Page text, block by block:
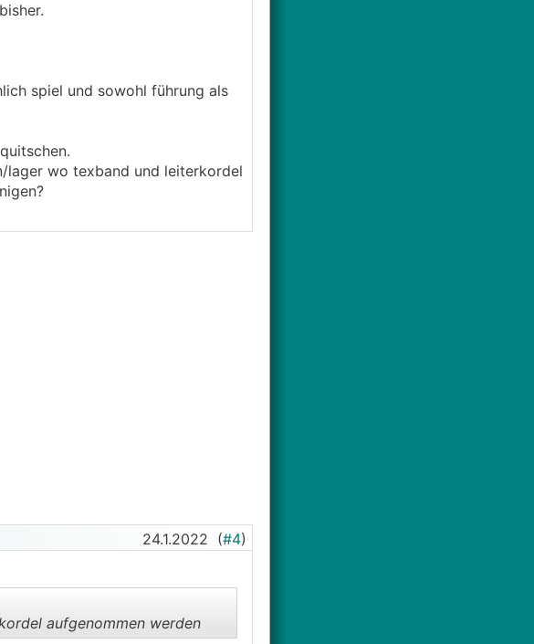
spiel und sowohl führung als
lager wo texband und leiterkordel
24.1.2022 (#4)
aufgenommen werden